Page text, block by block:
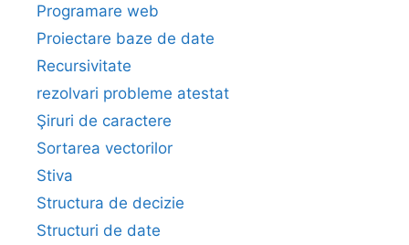
Programare web
Proiectare baze de date
Recursivitate
rezolvari probleme atestat
Şiruri de caractere
Sortarea vectorilor
Stiva
Structura de decizie
Structuri de date